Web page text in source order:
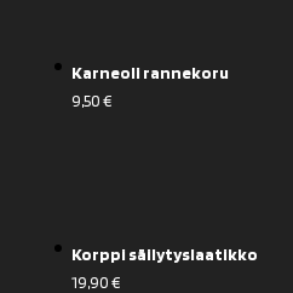
Karneoli rannekoru
9,50€
Korppi säilytyslaatikko
19,90€